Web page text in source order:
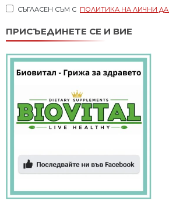
СЪГЛАСЕН СЪМ С ПОЛИТИКА НА ЛИЧНИ
ПРИСЪЕДИНЕТЕ СЕ И ВИЕ